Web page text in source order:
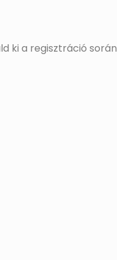
ki a regisztráció során